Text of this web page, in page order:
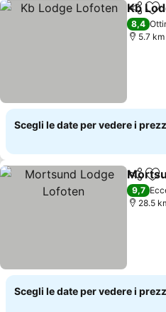
Kb
8,4
5.7
Scegli le date per vedere i
9,7
28.5
Scegli le date per vedere i